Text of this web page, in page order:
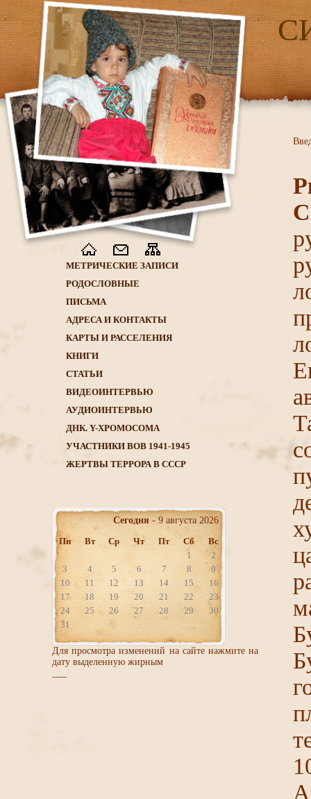
МЕТРИЧЕСКИЕ ЗАПИСИ
РОДОСЛОВНЫЕ
ПИСЬМА
АДРЕСА И КОНТАКТЫ
КАРТЫ И РАССЕЛЕНИЯ
КНИГИ
CТАТЬИ
ВИДЕОИНТЕРВЬЮ
АУДИОИНТЕРВЬЮ
ДНК. Y-ХРОМОСОМА
УЧАСТНИКИ ВОВ 1941-1945
ЖЕРТВЫ ТЕРРОРА В СССР
Сегодня - 9 августа 2026
Пн
Вт Ср Чт Пт Сб
Вс
1
2
3
4 5 6 7 8
9
10
11 12 13 14 15
16
17
18 19 20 21 22
23
24
25 26 27 28 29
30
31
Для просмотра изменений на сайте нажмите на
дату выделенную жирным